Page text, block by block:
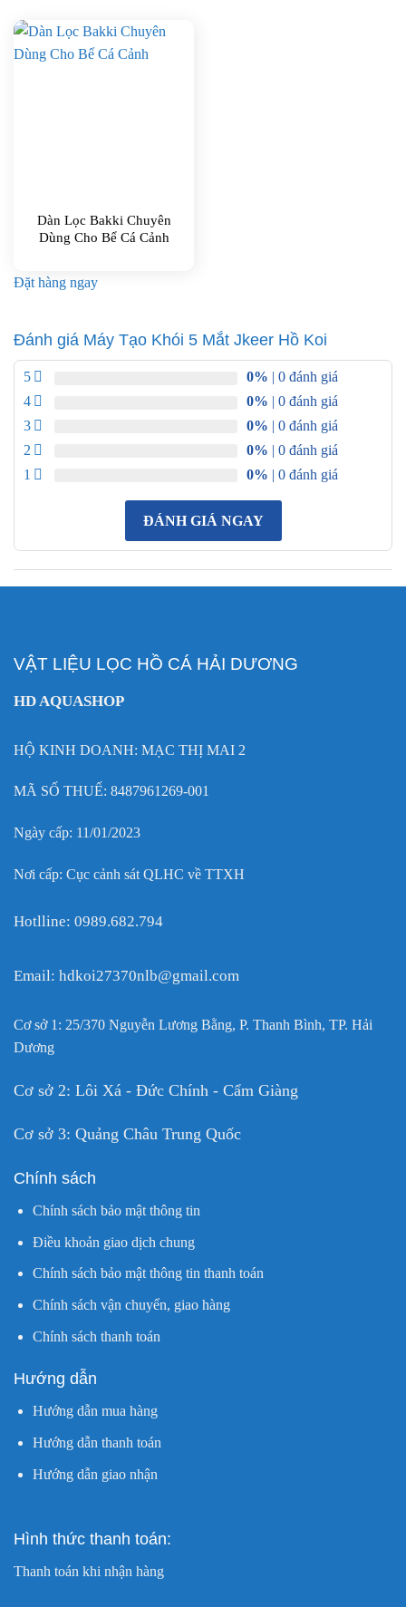
Dàn Lọc Bakki Chuyên
Dùng Cho Bể Cá Cảnh
Đặt hàng ngay
Đánh giá Máy Tạo Khói 5 Mắt Jkeer Hồ Koi
5 0% | 0 đánh giá
4
0% | 0 đánh giá
3
0% | 0 đánh giá
2
0% | 0 đánh giá
1
0% | 0 đánh giá
ĐÁNH GIÁ NGAY
VẬT LIỆU LỌC HỒ CÁ HẢI DƯƠNG
HD AQUASHOP
HỘ KINH DOANH: MẠC THỊ MAI 2
MÃ SỐ THUẾ: 8487961269-001
Ngày cấp: 11/01/2023
Nơi cấp: Cục cảnh sát QLHC về TTXH
Hotlline: 0989.682.794
Email: hdkoi27370nlb@gmail.com
Cơ sở 1: 25/370 Nguyễn Lương Bằng, P. Thanh Bình, TP. Hải
Dương
Cơ sở 2: Lôi Xá - Đức Chính - Cẩm Giàng
Cơ sở 3: Quảng Châu Trung Quốc
Chính sách
Chính sách bảo mật thông tin
Điều khoản giao dịch chung
Chính sách bảo mật thông tin thanh toán
Chính sách vận chuyển, giao hàng
Chính sách thanh toán
Hướng dẫn
Hướng dẫn mua hàng
Hướng dẫn thanh toán
Hướng dẫn giao nhận
Hình thức thanh toán:
Thanh toán khi nhận hàng